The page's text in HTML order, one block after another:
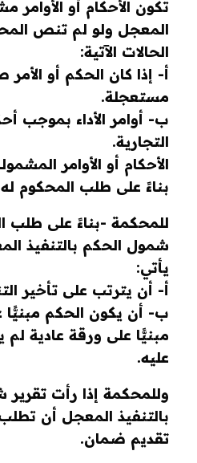
تكون الأحكام أو الأوامر
المعجل ولو لم تنص
الحالات الآتية:
أ- إذا كان الحكم أو
مستعجلة.
ب- أوامر الأداء بموجب
التجارية.
الأحكام أو الأوامر
بناءً على طلب المحكوم له
للمحكمة -بناءً على طلب
شمول الحكم بالتنفيذ
يأتي:
أ- أن يترتب على تأخير
ب- أن يكون الحكم مبنيًّا
مبنيًّا على ورقة عادية لم
عليه.
وللمحكمة إذا رأت
بالتنفيذ المعجل أن
تقديم ضمان.